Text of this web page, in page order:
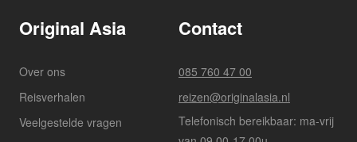
Original Asia
Over ons
Reisverhalen
Veelgestelde vragen
Contact
085 760 47 00
reizen@originalasia.nl
Telefonisch bereikbaar: ma-vrij